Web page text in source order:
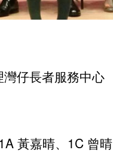
仔長者服務中心
黃嘉晴、1C 曾晴